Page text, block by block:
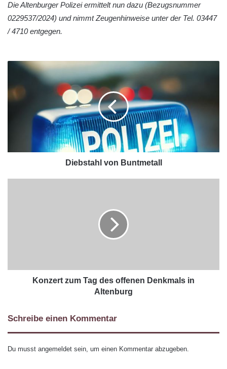
Die Altenburger Polizei ermittelt nun dazu (Bezugsnummer
0229537/2024) und nimmt Zeugenhinweise unter der Tel. 03447
/ 4710 entgegen.
Diebstahl von Buntmetall
Konzert zum Tag des offenen Denkmals in
Altenburg
Schreibe einen Kommentar
Du musst angemeldet sein, um einen Kommentar abzugeben.